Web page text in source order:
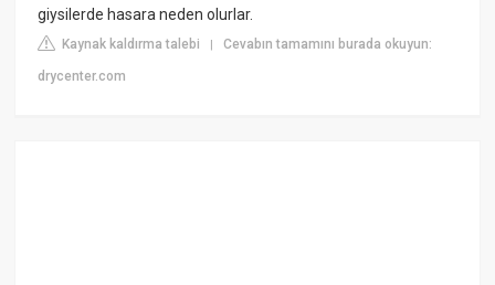
giysilerde hasara neden olurlar.
Kaynak kaldırma talebi |Cevabın tamamını burada okuyun:
drycenter.com